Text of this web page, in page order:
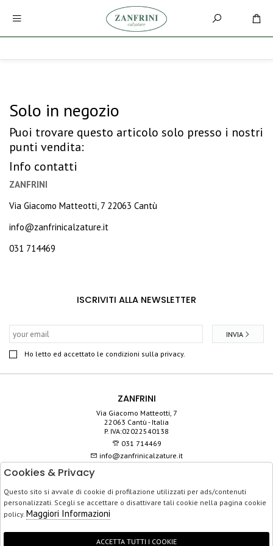
Solo in negozio
Puoi trovare questo articolo solo presso i nostri
punti vendita:
Info contatti
ZANFRINI
Via Giacomo Matteotti, 7 22063 Cantù
info@zanfrinicalzature.it
031 714469
ISCRIVITI ALLA NEWSLETTER
Ho letto ed accettato le condizioni sulla privacy.
INVIA
ZANFRINI
Via Giacomo Matteotti, 7
22063 Cantù - Italia
P. IVA:02022540138
031 714469
info@zanfrinicalzature.it
SERVIZIO CLIENTI
ACQUISTO SICURO
Cookies & Privacy
Questo sito si avvale di cookie di profilazione utilizzati per ads/contenuti
personalizzati. Scegli se accettare o disattivare tali cookie nella pagina cookie
policy. Maggiori Informazioni
ACCETTA TUTTI I COOKIE